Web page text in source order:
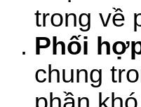
trong về
Phối
chung